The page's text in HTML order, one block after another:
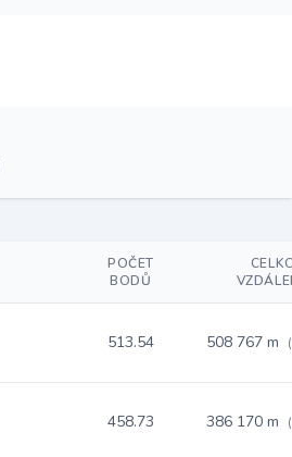
POČET
BODŮ
513.54 508 767 m
458.73 386 170 m